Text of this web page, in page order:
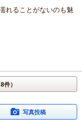
れることがないのも魅
件）
写真投稿